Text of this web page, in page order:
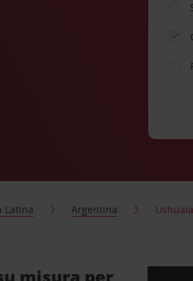
Latina Argentina Ushuaia